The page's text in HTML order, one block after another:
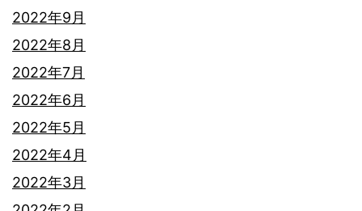
2022年9月
2022年8月
2022年7月
2022年6月
2022年5月
2022年4月
2022年3月